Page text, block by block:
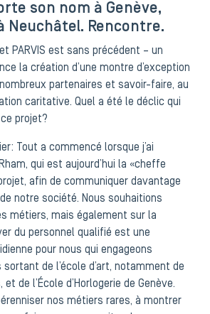
son nom à Genève,
Neuchâtel. Rencontre.
PARVIS est sans précédent – un
la création d’une montre d’exception
partenaires et savoir-faire, au
caritative. Quel a été le déclic qui
projet?
Tout a commencé lorsque j’ai
qui est aujourd’hui la «cheffe
afin de communiquer davantage
notre société. Nous souhaitions
métiers, mais également sur la
du personnel qualifié est une
pour nous qui engageons
sortant de l’école d’art, notamment de
de l’École d’Horlogerie de Genève.
nos métiers rares, à montrer